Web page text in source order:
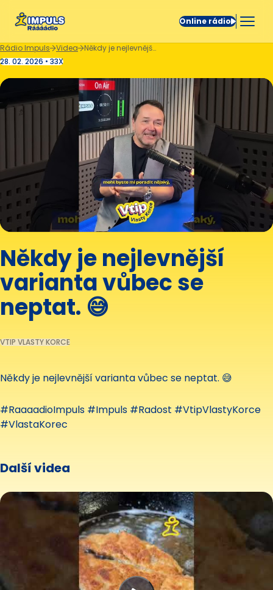
Online rádio
Rádio Impuls Videa
Někdy je nejlevnější varianta vůbec se neptat. 😅
28. 02. 2026 • 33X
Někdy je nejlevnější
varianta vůbec se
neptat. 😅
VTIP VLASTY KORCE
Někdy je nejlevnější varianta vůbec se neptat. 😅
#RaaaadioImpuls #Impuls #Radost #VtipVlastyKorce
#VlastaKorec
Další videa